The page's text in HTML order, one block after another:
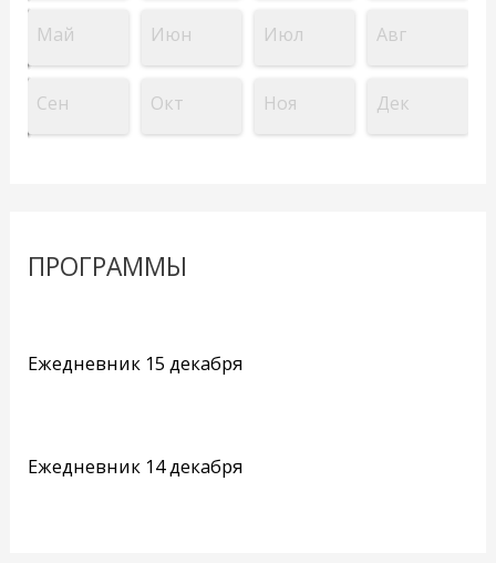
Май Июн Июл Авг
Сен Окт Ноя Дек
ПРОГРАММЫ
Ежедневник 15 декабря
Ежедневник 14 декабря